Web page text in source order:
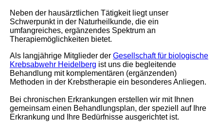
Neben der hausärztlichen Tätigkeit liegt unser
Schwerpunkt in der Naturheilkunde, die ein
umfangreiches, ergänzendes Spektrum an
Therapiemöglichkeiten bietet.
Als langjährige Mitglieder der Gesellschaft für biologische
Krebsabwehr Heidelberg ist uns die begleitende
Behandlung mit komplementären (ergänzenden)
Methoden in der Krebstherapie ein besonderes Anliegen.
Bei chronischen Erkrankungen erstellen wir mit Ihnen
gemeinsam einen Behandlungsplan, der speziell auf Ihre
Erkrankung und Ihre Bedürfnisse ausgerichtet ist.